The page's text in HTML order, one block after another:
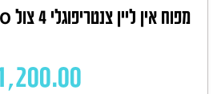
מפוח אין ליין צנטריפוגלי 4 צול IN LINE CA 100 VO
1,200.00